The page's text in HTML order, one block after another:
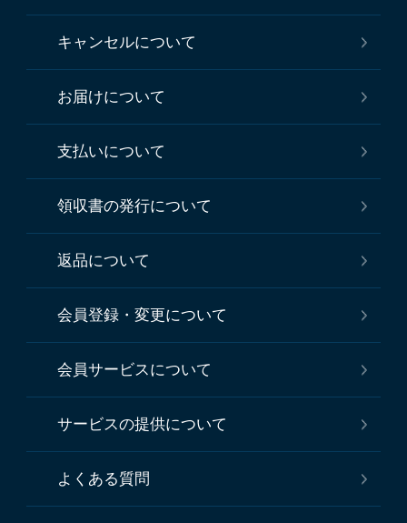
キャンセルについて
お届けについて
支払いについて
領収書の発行について
返品について
会員登録・変更について
会員サービスについて
サービスの提供について
よくある質問